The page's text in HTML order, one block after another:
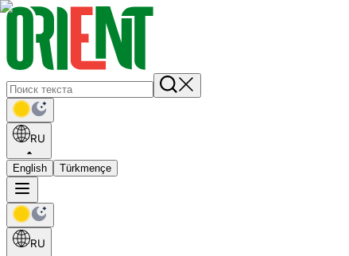
RU
English Türkmençe
RU